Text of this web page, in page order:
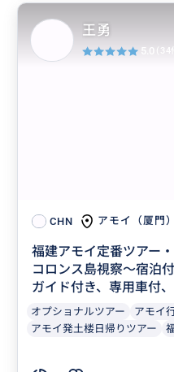
CHN アモイ（厦門）
福建アモイ定番ツアー
コロンス島視察～宿泊
ガイド付き、専用車付
オプショナルツアー
アモイ
アモイ発土楼日帰りツアー
王勇
5.0 (34